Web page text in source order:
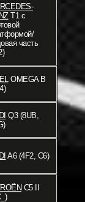
T1 c
часть
OMEGA B
Q3 (8UB,
A6 (4F2, C6)
C5 II